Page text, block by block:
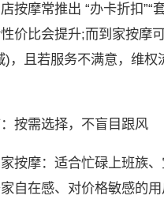
摩常推出 “办卡折扣”“
价比会提升;而到家按摩
)，且若服务不满意，维权
需选择，不盲目跟风
摩：适合忙碌上班族、
自在感、对价格敏感的用